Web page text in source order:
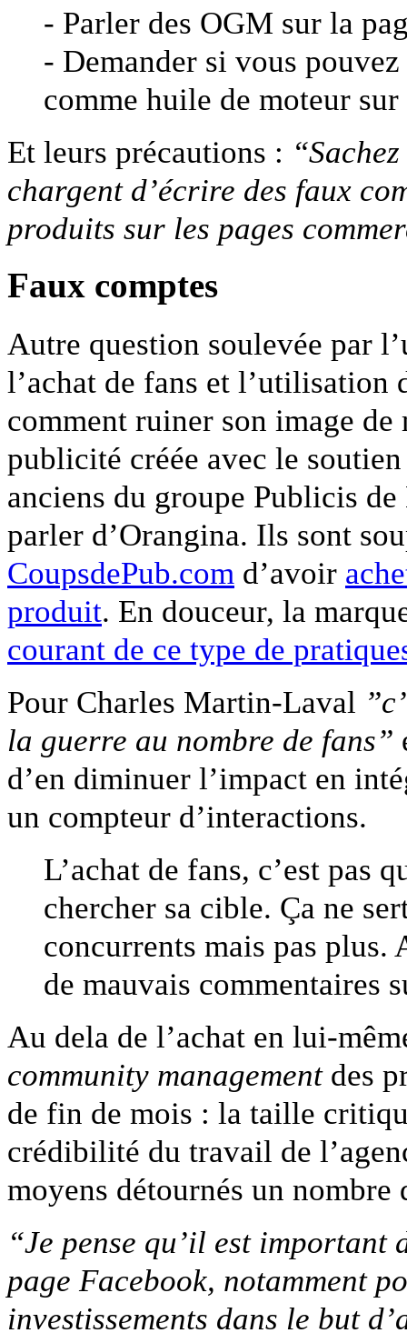
- Parler des OGM sur la
- Demander si vous
comme huile de moteur
Et leurs précautions :
chargent d’écrire des faux
produits sur les pages
Faux comptes
Autre question soulevée par
l’achat de fans et l’utilisation
comment ruiner son image
publicité créée avec le
anciens du groupe Publicis
parler d’Orangina. Ils sont
CoupsdePub.com d’avoir
produit. En douceur, la
courant de ce type de
Pour Charles Martin-Laval
la guerre au nombre de fans”
d’en diminuer l’impact en
un compteur d’interactions.
L’achat de fans, c’est
chercher sa cible. Ça ne
concurrents mais pas plus.
de mauvais commentaires
Au dela de l’achat en lui-
community managementdes
de fin de mois : la taille
crédibilité du travail de
moyens détournés un nombre
“Je pense qu’il est
page Facebook, notamment
investissements dans le but